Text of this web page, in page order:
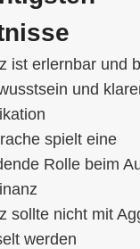
ist erlernbar und
und
spielt eine
Rolle beim
sollte nicht mit
werden